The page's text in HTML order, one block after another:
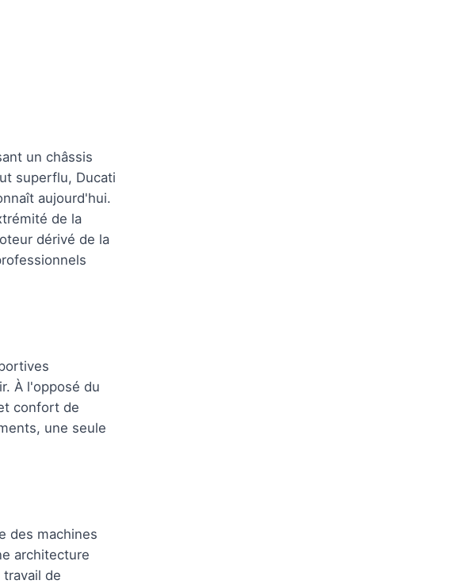
un châssis
superflu, Ducati
aujourd'hui.
de la
dérivé de la
À l'opposé du
confort de
une seule
des machines
architecture
de